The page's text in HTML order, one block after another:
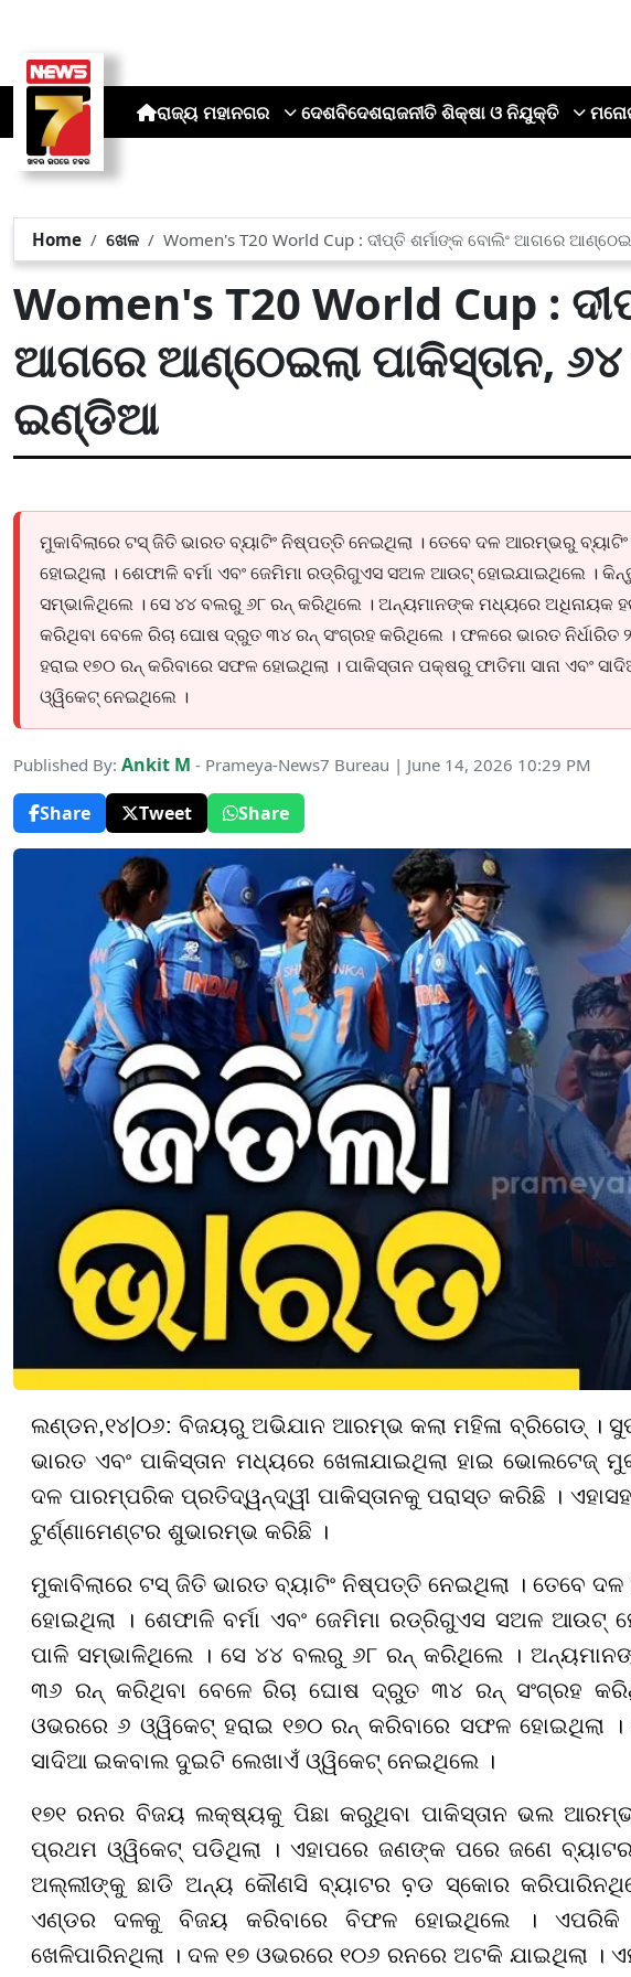
ରାଜ୍ୟ ମହାନଗର ଦେଶବିଦେଶରାଜନୀତି ଶିକ୍ଷା ଓ ନିଯୁକ୍ତି
Home ଖେଳ Women's T20 World Cup : ଦୀପ୍ତି ଶର୍ମାଙ୍କ ବୋଲିଂ ଆଗରେ
Women's T20 World Cup :
ଆଗରେ ଆଣ୍ଠେଇଲା ପାକିସ୍ତାନ,
ଇଣ୍ଡିଆ
ମୁକାବିଲାରେ ଟସ୍ ଜିତି ଭାରତ ବ୍ୟାଟିଂ ନିଷ୍ପତ୍ତି ନେଇଥିଲା । ତେବେ ଦଳ ଆରମ୍ଭରୁ
ହୋଇଥିଲା । ଶେଫାଳି ବର୍ମା ଏବଂ ଜେମିମା ରଡ୍ରିଗୁଏସ ସଅଳ ଆଉଟ୍ ହୋଇଯାଇଥିଲେ ।
ସମ୍ଭାଳିଥିଲେ । ସେ ୪୪ ବଲରୁ ୬୮ ରନ୍ କରିଥିଲେ । ଅନ୍ୟମାନଙ୍କ ମଧ୍ୟରେ ଅଧିନାୟକ
କରିଥିବା ବେଳେ ରିଚା ଘୋଷ ଦ୍ରୁତ ୩୪ ରନ୍ ସଂଗ୍ରହ କରିଥିଲେ । ଫଳରେ ଭାରତ
ହରାଇ ୧୭୦ ରନ୍ କରିବାରେ ସଫଳ ହୋଇଥିଲା । ପାକିସ୍ତାନ ପକ୍ଷରୁ ଫାତିମା ସାନା ଏବଂ
ଓ୍ୱିକେଟ୍ ନେଇଥିଲେ ।
Published By: Ankit M - Prameya-News7 Bureau | June 14, 2026 10:29 PM
Share
Tweet Share
ଲଣ୍ଡନ,୧୪|୦୬: ବିଜୟରୁ ଅଭିଯାନ ଆରମ୍ଭ କଲା ମହିଳା ବ୍ରିଗେଡ୍ ।
ଭାରତ ଏବଂ ପାକିସ୍ତାନ ମଧ୍ୟରେ ଖେଳାଯାଇଥିଲା ହାଇ ଭୋଲଟେଜ୍
ଦଳ ପାରମ୍ପରିକ ପ୍ରତିଦ୍ୱନ୍ଦ୍ୱୀ ପାକିସ୍ତାନକୁ ପରାସ୍ତ କରିଛି ।
ଟୁର୍ଣ୍ଣାମେଣ୍ଟର ଶୁଭାରମ୍ଭ କରିଛି ।
ମୁକାବିଲାରେ ଟସ୍ ଜିତି ଭାରତ ବ୍ୟାଟିଂ ନିଷ୍ପତ୍ତି ନେଇଥିଲା । ତେବେ
ହୋଇଥିଲା । ଶେଫାଳି ବର୍ମା ଏବଂ ଜେମିମା ରଡ୍ରିଗୁଏସ ସଅଳ ଆଉଟ୍
ପାଳି ସମ୍ଭାଳିଥିଲେ । ସେ ୪୪ ବଲରୁ ୬୮ ରନ୍ କରିଥିଲେ ।
୩୬ ରନ୍ କରିଥିବା ବେଳେ ରିଚା ଘୋଷ ଦ୍ରୁତ ୩୪ ରନ୍ ସଂଗ୍ରହ
ଓଭରରେ ୬ ଓ୍ୱିକେଟ୍ ହରାଇ ୧୭୦ ରନ୍ କରିବାରେ ସଫଳ ହୋଇଥିଲା ।
ସାଦିଆ ଇକବାଲ ଦୁଇଟି ଲେଖାଏଁ ଓ୍ୱିକେଟ୍ ନେଇଥିଲେ ।
୧୭୧ ରନର ବିଜୟ ଲକ୍ଷ୍ୟକୁ ପିଛା କରୁଥିବା ପାକିସ୍ତାନ ଭଲ
ପ୍ରଥମ ଓ୍ୱିକେଟ୍ ପଡିଥିଲା । ଏହାପରେ ଜଣଙ୍କ ପରେ ଜଣେ
ଅଲ୍ଲୀଙ୍କୁ ଛାଡି ଅନ୍ୟ କୌଣସି ବ୍ୟାଟର ବ଼ଡ ସ୍କୋର
ଏଣ୍ଡର ଦଳକୁ ବିଜୟ କରିବାରେ ବିଫଳ ହୋଇଥିଲେ । ଏପରିକି
ଖେଳିପାରିନଥିଲା । ଦଳ ୧୭ ଓଭରରେ ୧୦୬ ରନରେ ଅଟକି ଯାଇଥିଲା ।